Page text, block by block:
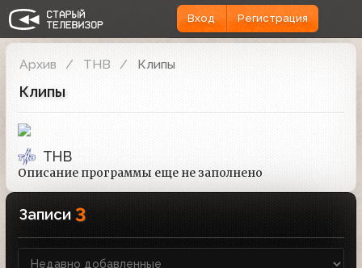
Вход Регистрация
Архив ТНВ Клипы
Клипы
ТНВ
Описание программы еще не заполнено
Записи 3